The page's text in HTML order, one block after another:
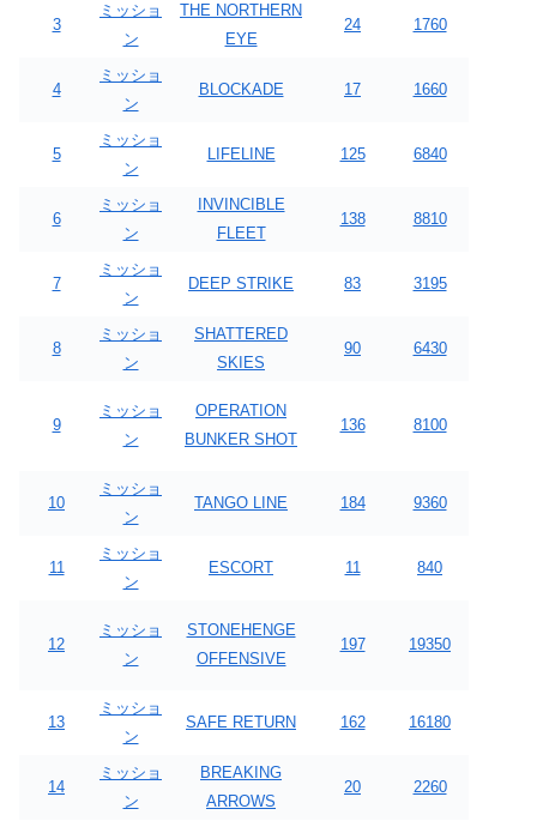
3
ミッショ
ン
THE NORTHERN
EYE
24 1760
4
ミッショ
ン
BLOCKADE 17 1660
5
ミッショ
ン
LIFELINE 125 6840
6
ミッショ
ン
INVINCIBLE
FLEET
138 8810
7
ミッショ
ン
DEEP STRIKE 83 3195
8
ミッショ
ン
SHATTERED
SKIES
90 6430
9
ミッショ
ン
OPERATION
BUNKER SHOT
136 8100
10
ミッショ
ン
TANGO LINE 184 9360
11
ミッショ
ン
ESCORT 11 840
12
ミッショ
ン
STONEHENGE
OFFENSIVE
197 19350
13
ミッショ
ン
SAFE RETURN 162 16180
14
ミッショ
ン
BREAKING
ARROWS
20 2260